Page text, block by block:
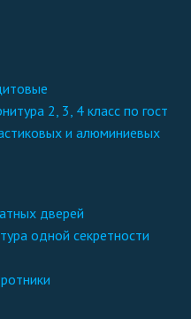
2, 3, 4 класс по гост
дверей
одной секретности